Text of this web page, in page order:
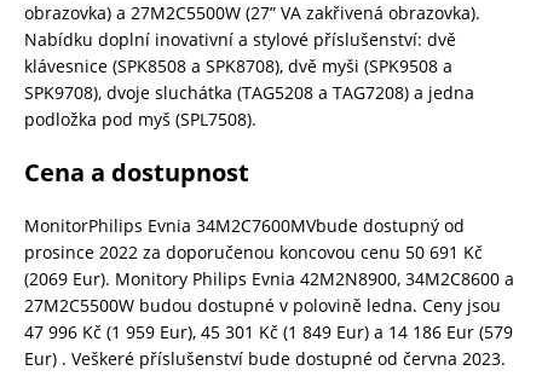
obrazovka) a 27M2C5500W (27” VA zakřivená obrazovka).
Nabídku doplní inovativní a stylové příslušenství: dvě
klávesnice (SPK8508 a SPK8708), dvě myši (SPK9508 a
SPK9708), dvoje sluchátka (TAG5208 a TAG7208) a jedna
podložka pod myš (SPL7508).
Cena a dostupnost
MonitorPhilips Evnia 34M2C7600MVbude dostupný od
prosince 2022 za doporučenou koncovou cenu 50 691 Kč
(2069 Eur). Monitory Philips Evnia 42M2N8900, 34M2C8600 a
27M2C5500W budou dostupné v polovině ledna. Ceny jsou
47 996 Kč (1 959 Eur), 45 301 Kč (1 849 Eur) a 14 186 Eur (579
Eur) . Veškeré příslušenství bude dostupné od června 2023.